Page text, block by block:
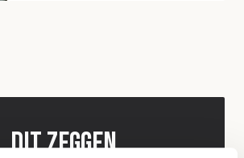
Dit zeggen